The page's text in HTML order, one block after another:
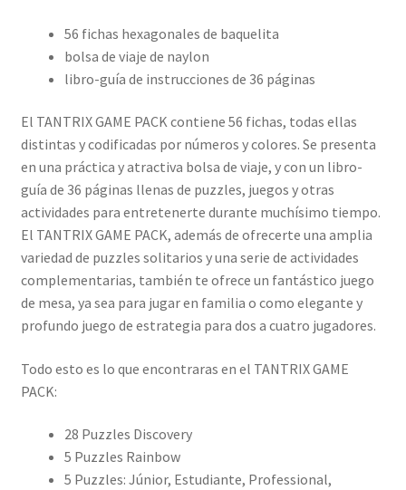
56 fichas hexagonales de baquelita
bolsa de viaje de naylon
libro-guía de instrucciones de 36 páginas
El TANTRIX GAME PACK contiene 56 fichas, todas ellas
distintas y codificadas por números y colores. Se presenta
en una práctica y atractiva bolsa de viaje, y con un libro-
guía de 36 páginas llenas de puzzles, juegos y otras
actividades para entretenerte durante muchísimo tiempo.
El TANTRIX GAME PACK, además de ofrecerte una amplia
variedad de puzzles solitarios y una serie de actividades
complementarias, también te ofrece un fantástico juego
de mesa, ya sea para jugar en familia o como elegante y
profundo juego de estrategia para dos a cuatro jugadores.
Todo esto es lo que encontraras en el TANTRIX GAME
PACK:
28 Puzzles Discovery
5 Puzzles Rainbow
5 Puzzles: Júnior, Estudiante, Professional,